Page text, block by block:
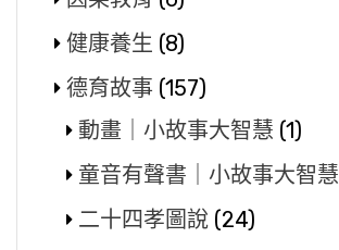
健康養生 (8)
德育故事 (157)
動畫｜小故事大智慧 (1)
童音有聲書｜小故事大智慧
二十四孝圖說 (24)